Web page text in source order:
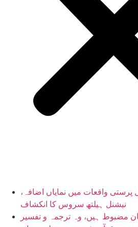
نسل پرستی واقعات میں نمایاں اضافہ،
نیشنل ہیلتھ سروس کا انکشاف
مضبوط ہیں، وہ ترجمہ و تفسیر